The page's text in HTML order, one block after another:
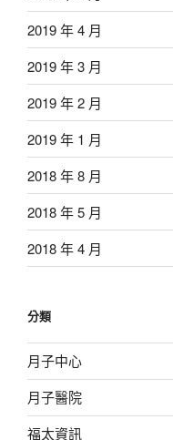
2019 年 4 月
2019 年 3 月
2019 年 2 月
2019 年 1 月
2018 年 8 月
2018 年 5 月
2018 年 4 月
分類
月子中心
月子醫院
福太資訊